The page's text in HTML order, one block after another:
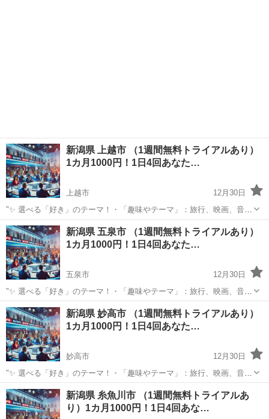
新潟県 上越市 （1週間無料トライアルあり）
1カ月1000円！1日4回あなた…
上越市
12月30日
"✨ 選べる「好き」のテーマ！・「趣味やテーマ」：旅行、映画、音
楽、ペットなど、好きなものをもっと楽しめる情報をお届けします。
⏰ 1日4回のタイムリーな配信 7:00: 目覚めの1通で1日を元気にスター
ト！12:0...
新潟 上越市 その他 BTS
新潟県 五泉市 （1週間無料トライアルあり）
1カ月1000円！1日4回あなた…
五泉市
12月30日
"✨ 選べる「好き」のテーマ！・「趣味やテーマ」：旅行、映画、音
楽、ペットなど、好きなものをもっと楽しめる情報をお届けします。
⏰ 1日4回のタイムリーな配信 7:00: 目覚めの1通で1日を元気にスター
ト！12:0...
新潟 五泉市 その他 BTS
新潟県 妙高市 （1週間無料トライアルあり）
1カ月1000円！1日4回あなた…
妙高市
12月30日
"✨ 選べる「好き」のテーマ！・「趣味やテーマ」：旅行、映画、音
楽、ペットなど、好きなものをもっと楽しめる情報をお届けします。
⏰ 1日4回のタイムリーな配信 7:00: 目覚めの1通で1日を元気にスター
ト！12:0...
新潟 妙高市 その他 BTS
新潟県 糸魚川市 （1週間無料トライアルあ
り）1カ月1000円！1日4回あな…